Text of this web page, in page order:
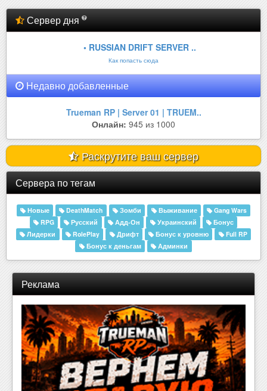
Сервер дня
• RUSSIAN DRIFT SERVER ..
Как попасть сюда
Недавно добавленные
Trueman RP | Server 01 | TRUEM..
Онлайн: 945 из 1000
Раскрутите ваш сервер
Сервера по тегам
Новые DeathMatch Зомби Выживание
Gang Wars
RPG
Русский Адд-Он Украинский
Бонус
Лидерки
RolePlay Дрифт Бонус к уровню
Full RP
Бонус к деньгам
Админки
Реклама